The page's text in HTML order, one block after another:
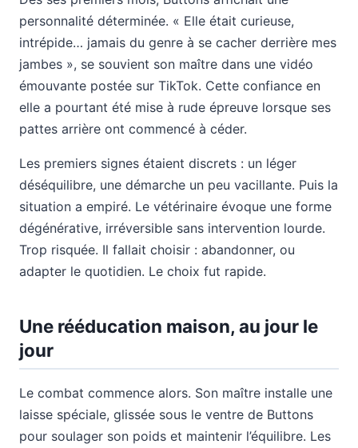
personnalité déterminée. « Elle était curieuse,
intrépide… jamais du genre à se cacher derrière mes
jambes », se souvient son maître dans une vidéo
émouvante postée sur TikTok. Cette confiance en
elle a pourtant été mise à rude épreuve lorsque ses
pattes arrière ont commencé à céder.
Les premiers signes étaient discrets : un léger
déséquilibre, une démarche un peu vacillante. Puis la
situation a empiré. Le vétérinaire évoque une forme
dégénérative, irréversible sans intervention lourde.
Trop risquée. Il fallait choisir : abandonner, ou
adapter le quotidien. Le choix fut rapide.
Une rééducation maison, au jour le
jour
Le combat commence alors. Son maître installe une
laisse spéciale, glissée sous le ventre de Buttons
pour soulager son poids et maintenir l’équilibre. Les